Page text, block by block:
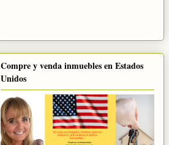
Compre y venda inmuebles en Estados
Unidos